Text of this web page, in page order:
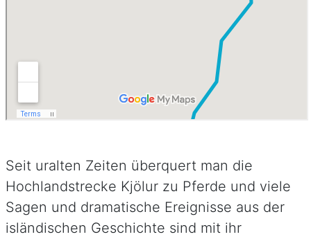
Seit uralten Zeiten überquert man die
Hochlandstrecke Kjölur zu Pferde und viele
Sagen und dramatische Ereignisse aus der
isländischen Geschichte sind mit ihr